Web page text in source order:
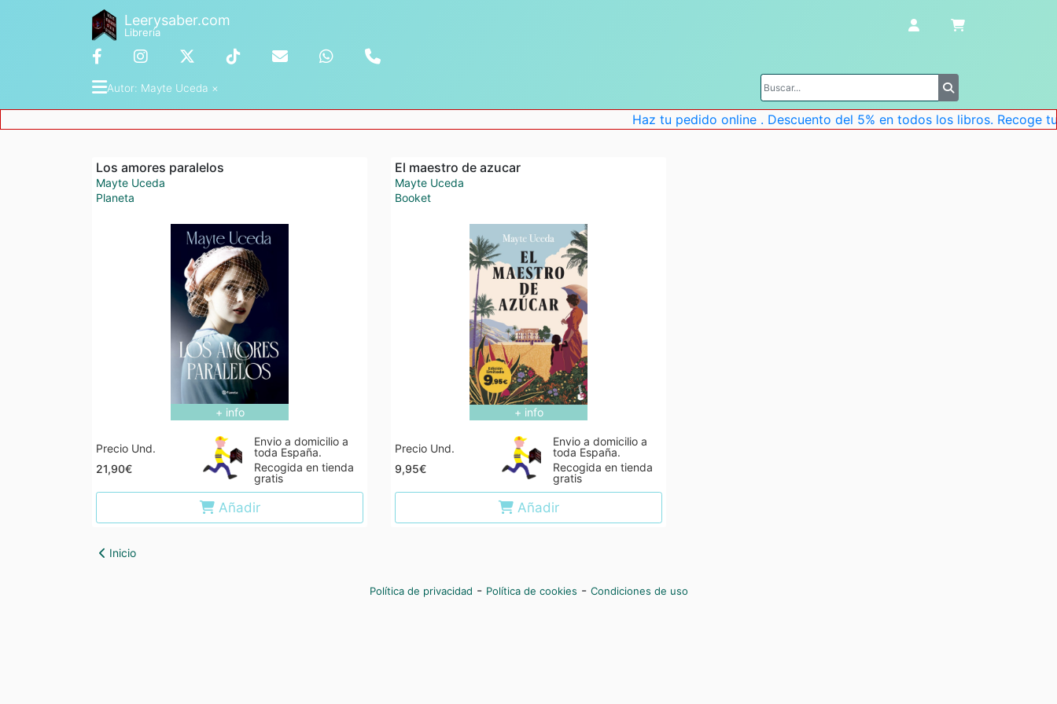
Leerysaber.com
Librería
Autor: Mayte Uceda ×
Haz tu pedido online . Descuento del 5% en todos los libros. Recoge tu
Los amores paralelos
Mayte Uceda
Planeta
+ info
Precio Und.
21,90€
Envio a domicilio a
toda España.
Recogida en tienda
gratis
Añadir
El maestro de azucar
Mayte Uceda
Booket
+ info
Precio Und.
9,95€
Envio a domicilio a
toda España.
Recogida en tienda
gratis
Añadir
Inicio
Política de privacidad - Política de cookies - Condiciones de uso